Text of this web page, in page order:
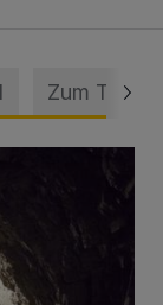
Zum Thema